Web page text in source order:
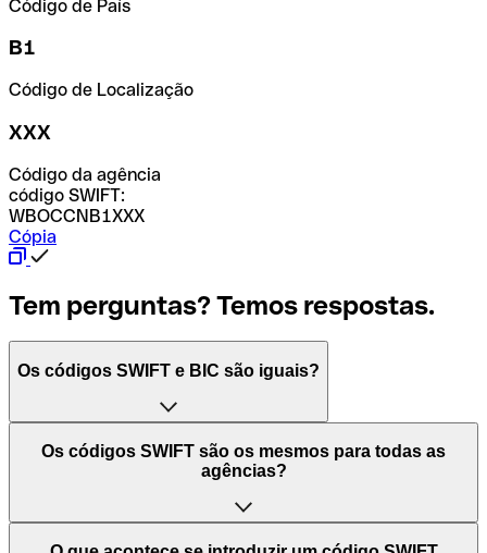
Código de País
B1
Código de Localização
XXX
Código da agência
código SWIFT:
WBOCCNB1XXX
Cópia
Tem perguntas? Temos respostas.
Os códigos SWIFT e BIC são iguais?
O acrónimo SWIFT significa "Society for Worldwide
Interbank Financial Telecommunication (Sociedade para
Mundiais)". Trata-se de uma rede mundial onde se
processam pagamentos entre países. Por outro lado, BIC
Os códigos SWIFT são os mesmos para todas as
agências?